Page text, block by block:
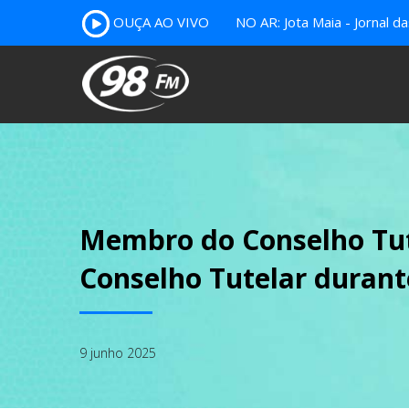
OUÇA AO VIVO NO AR: Jota Maia - Jornal
Membro do Conselho
Conselho Tutelar
9 junho 2025